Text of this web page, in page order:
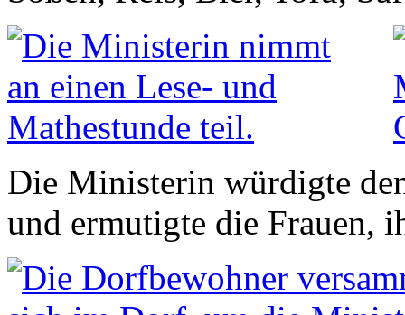
Die Ministerin würdigte
und ermutigte die Frauen,